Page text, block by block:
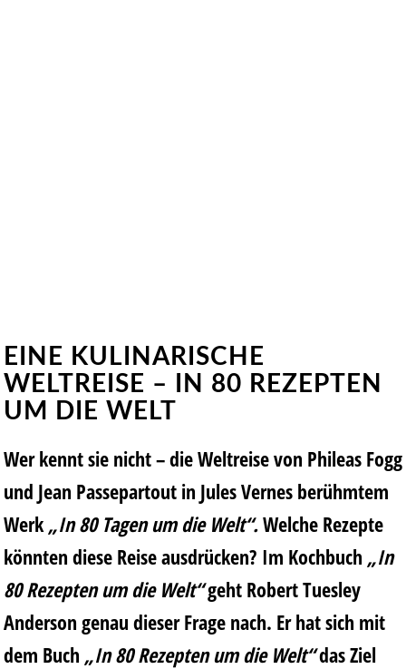
EINE KULINARISCHE
WELTREISE – IN 80 REZEPTEN
UM DIE WELT
Wer kennt sie nicht – die Weltreise von Phileas Fogg
und Jean Passepartout in Jules Vernes berühmtem
Werk„In 80 Tagen um die Welt“.Welche Rezepte
könnten diese Reise ausdrücken? Im Kochbuch „In
80 Rezepten um die Welt“geht Robert Tuesley
Anderson genau dieser Frage nach. Er hat sich mit
dem Buch „In 80 Rezepten um die Welt“das Ziel